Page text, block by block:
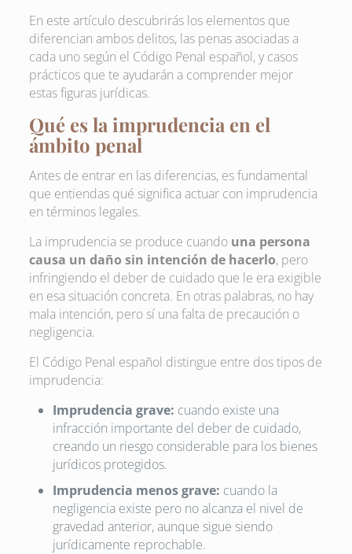
En este artículo descubrirás los elementos que
diferencian ambos delitos, las penas asociadas a
cada uno según el Código Penal español, y casos
prácticos que te ayudarán a comprender mejor
estas figuras jurídicas.
Qué es la imprudencia en el
ámbito penal
Antes de entrar en las diferencias, es fundamental
que entiendas qué significa actuar con imprudencia
en términos legales.
La imprudencia se produce cuando una persona
causa un daño sin intención de hacerlo, pero
infringiendo el deber de cuidado que le era exigible
en esa situación concreta. En otras palabras, no hay
mala intención, pero sí una falta de precaución o
negligencia.
El Código Penal español distingue entre dos tipos de
imprudencia:
Imprudencia grave: cuando existe una
infracción importante del deber de cuidado,
creando un riesgo considerable para los bienes
jurídicos protegidos.
Imprudencia menos grave: cuando la
negligencia existe pero no alcanza el nivel de
gravedad anterior, aunque sigue siendo
jurídicamente reprochable.